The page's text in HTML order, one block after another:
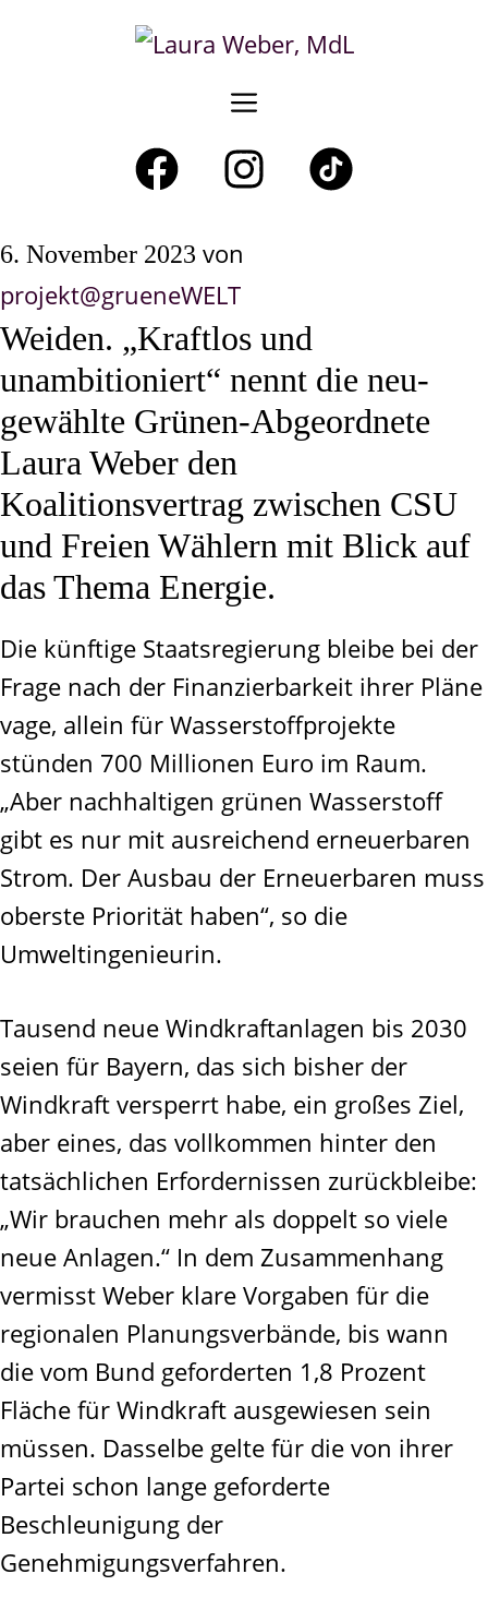
Menü
6. November 2023 von
projekt@grueneWELT
Weiden. „Kraftlos und
unambitioniert“ nennt die neu-
gewählte Grünen-Abgeordnete
Laura Weber den
Koalitionsvertrag zwischen CSU
und Freien Wählern mit Blick auf
das Thema Energie.
Die künftige Staatsregierung bleibe bei der
Frage nach der Finanzierbarkeit ihrer Pläne
vage, allein für Wasserstoffprojekte
stünden 700 Millionen Euro im Raum.
„Aber nachhaltigen grünen Wasserstoff
gibt es nur mit ausreichend erneuerbaren
Strom. Der Ausbau der Erneuerbaren muss
oberste Priorität haben“, so die
Umweltingenieurin.
Tausend neue Windkraftanlagen bis 2030
seien für Bayern, das sich bisher der
Windkraft versperrt habe, ein großes Ziel,
aber eines, das vollkommen hinter den
tatsächlichen Erfordernissen zurückbleibe:
„Wir brauchen mehr als doppelt so viele
neue Anlagen.“ In dem Zusammenhang
vermisst Weber klare Vorgaben für die
regionalen Planungsverbände, bis wann
die vom Bund geforderten 1,8 Prozent
Fläche für Windkraft ausgewiesen sein
müssen. Dasselbe gelte für die von ihrer
Partei schon lange geforderte
Beschleunigung der
Genehmigungsverfahren.